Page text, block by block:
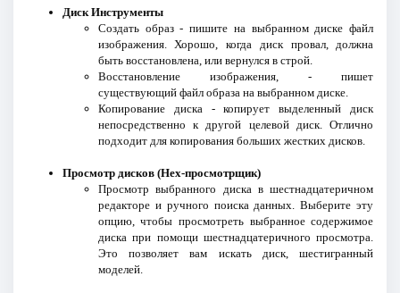
Диск Инструменты
Создать образ - пишите на выбранном диске файл
изображения. Хорошо, когда диск провал, должна
быть восстановлена, или вернулся в строй.
Восстановление изображения, - пишет
существующий файл образа на выбранном диске.
Копирование диска - копирует выделенный диск
непосредственно к другой целевой диск. Отлично
подходит для копирования больших жестких дисков.
Просмотр дисков (Hex-просмотрщик)
Просмотр выбранного диска в шестнадцатеричном
редакторе и ручного поиска данных. Выберите эту
опцию, чтобы просмотреть выбранное содержимое
диска при помощи шестнадцатеричного просмотра.
Это позволяет вам искать диск, шестигранный
моделей.